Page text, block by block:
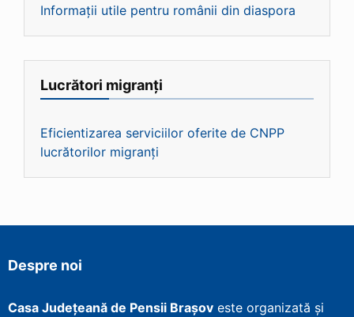
Informații utile pentru românii din diaspora
Lucrători migranți
Eficientizarea serviciilor oferite de CNPP
lucrătorilor migranți
Despre noi
Casa Județeană de Pensii Brașov este organizată și